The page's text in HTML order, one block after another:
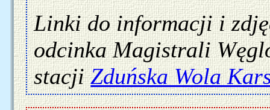
Linki do informacji i
odcinka Magistrali
stacjiZduńska Wola